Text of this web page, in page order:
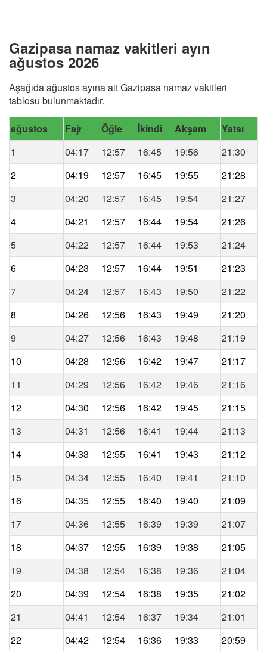
Gazipasa namaz vakitleri ayın
ağustos 2026
Aşağıda ağustos ayına ait Gazipasa namaz vakitleri
tablosu bulunmaktadır.
ağustos Fajr Öğle İkindi Akşam
Yatsı
1
04:17 12:57 16:45 19:56
21:30
2
04:19 12:57 16:45 19:55
21:28
3
04:20 12:57 16:45 19:54
21:27
4
04:21 12:57 16:44 19:54
21:26
5
04:22 12:57 16:44 19:53
21:24
6
04:23 12:57 16:44 19:51
21:23
7
04:24 12:57 16:43 19:50
21:22
8
04:26 12:56 16:43 19:49
21:20
9
04:27 12:56 16:43 19:48
21:19
10
04:28 12:56 16:42 19:47
21:17
11
04:29 12:56 16:42 19:46
21:16
12
04:30 12:56 16:42 19:45
21:15
13
04:31 12:56 16:41 19:44
21:13
14
04:33 12:55 16:41 19:43
21:12
15
04:34 12:55 16:40 19:41
21:10
16
04:35 12:55 16:40 19:40
21:09
17
04:36 12:55 16:39 19:39
21:07
18
04:37 12:55 16:39 19:38
21:05
19
04:38 12:54 16:38 19:36
21:04
20
04:39 12:54 16:38 19:35
21:02
21
04:41 12:54 16:37 19:34
21:01
22
04:42 12:54 16:36 19:33 20:59